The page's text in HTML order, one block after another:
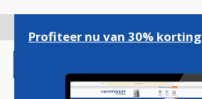
gaan
Profiteer nu van 30% korting